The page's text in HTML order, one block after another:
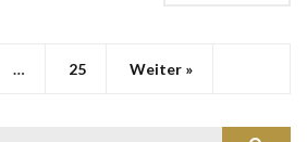
… 25 Weiter »